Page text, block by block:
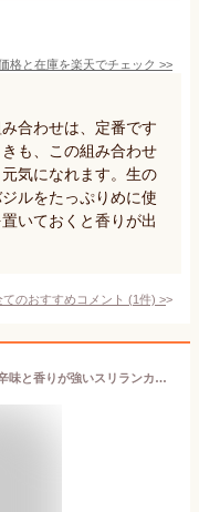
格と在庫を楽天でチェック >>
合わせは、定番です
も、この組み合わせ
気になれます。生の
ルをたっぷりめに使
いておくと香りが出
てのおすすめコメント (1件) >
【有機JAS】オーガニック黒胡椒 100g辛味と香りが強いスリランカ産 黒こしょう ブラックペッパー コショウ (メール便可)